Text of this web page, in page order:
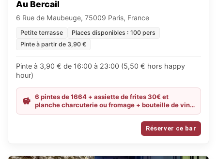
Au Bercail
6 Rue de Maubeuge, 75009 Paris, France
Petite terrasse
Places disponibles : 100 pers
Pinte à partir de 3,90 €
Pinte à 3,90 € de 16:00 à 23:00 (5,50 € hors happy
hour)
6 pintes de 1664 + assiette de frites 30€ et
planche charcuterie ou fromage + bouteille de vin
du moment 28€
Réserver ce bar